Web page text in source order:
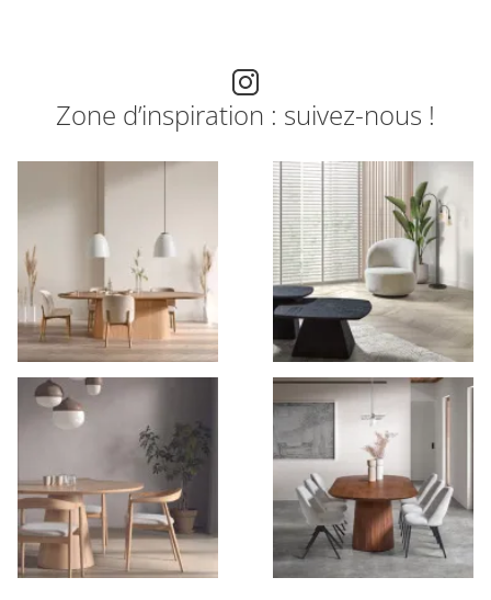
Zone d’inspiration : suivez-nous !